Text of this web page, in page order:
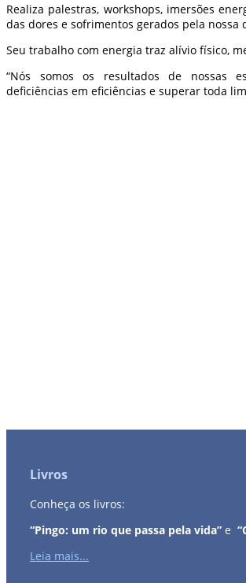
Realiza palestras, workshops, imersões
das dores e sofrimentos gerados pela nossa
Seu trabalho com energia traz alívio físico,
“Nós somos os resultados de nossas
deficiências em eficiências e superar toda
Livros
Conheça os livros:
“Pingo: um rio que passa pela vida” e
Leia mais...